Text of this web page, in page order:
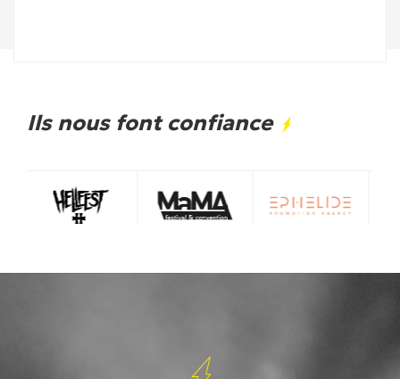
Ils nous font confiance